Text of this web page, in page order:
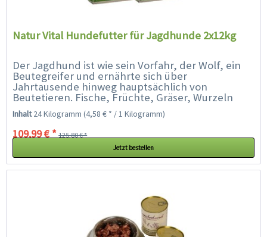
Natur Vital Hundefutter für Jagdhunde 2x12kg
Der Jagdhund ist wie sein Vorfahr, der Wolf, ein
Beutegreifer und ernährte sich über
Jahrtausende hinweg hauptsächlich von
Beutetieren. Fische, Früchte, Gräser, Wurzeln
und Kräuter usw. gehörten -...
Inhalt24 Kilogramm(4,58 € * / 1 Kilogramm)
109,99 € * 125,80 € *
Jetzt bestellen